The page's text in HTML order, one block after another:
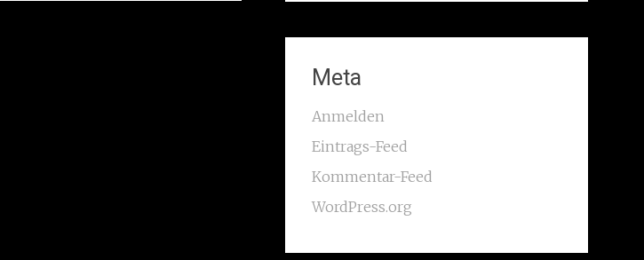
Meta
Anmelden
Eintrags-Feed
Kommentar-Feed
WordPress.org